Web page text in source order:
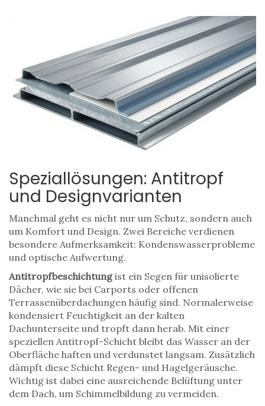
Speziallösungen: Antitropf
und Designvarianten
Manchmal geht es nicht nur um Schutz, sondern auch
um Komfort und Design. Zwei Bereiche verdienen
besondere Aufmerksamkeit: Kondenswasserprobleme
und optische Aufwertung.
Antitropfbeschichtungist ein Segen für unisolierte
Dächer, wie sie bei Carports oder offenen
Terrassenüberdachungen häufig sind. Normalerweise
kondensiert Feuchtigkeit an der kalten
Dachunterseite und tropft dann herab. Mit einer
speziellen Antitropf-Schicht bleibt das Wasser an der
Oberfläche haften und verdunstet langsam. Zusätzlich
dämpft diese Schicht Regen- und Hagelgeräusche.
Wichtig ist dabei eine ausreichende Belüftung unter
dem Dach, um Schimmelbildung zu vermeiden.